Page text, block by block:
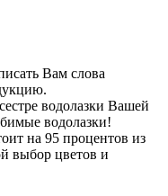
Вам слова
водолазки Вашей
водолазки!
на 95 процентов из
выбор цветов и